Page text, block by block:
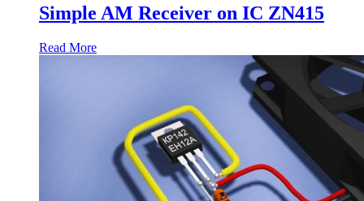
Simple AM Receiver on IC ZN415
Read More